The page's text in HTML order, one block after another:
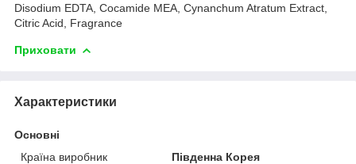
Disodium EDTA, Cocamide MEA, Cynanchum Atratum Extract,
Citric Acid, Fragrance
Приховати
Характеристики
Основні
Країна виробник
Південна Корея